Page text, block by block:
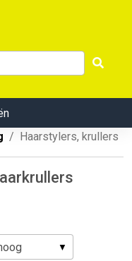
Haarstylers, krullers